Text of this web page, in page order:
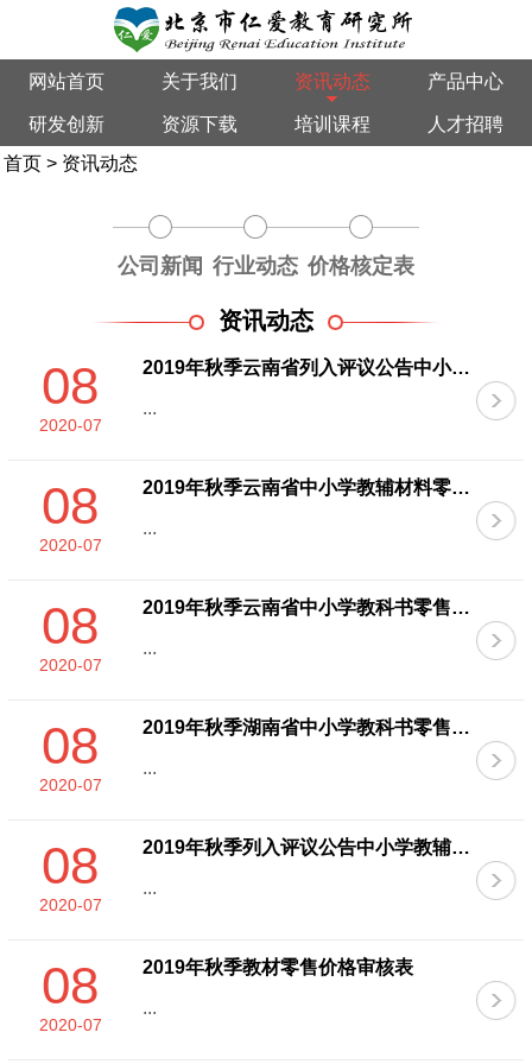
网站首页 关于我们 资讯动态 产品中心
研发创新 资源下载 培训课程
人才招聘
首页 > 资讯动态
公司新闻 行业动态 价格核定表
资讯动态
08
2020-07
2019年秋季云南省列入评议公告中小学教辅材料零售价格确认表
...
08
2020-07
2019年秋季云南省中小学教辅材料零售价格核定表
...
08
2020-07
2019年秋季云南省中小学教科书零售价格核定表
...
08
2020-07
2019年秋季湖南省中小学教科书零售价格核定表
...
08
2020-07
2019年秋季列入评议公告中小学教辅材料零售价格确认表
...
08
2020-07
2019年秋季教材零售价格审核表
...